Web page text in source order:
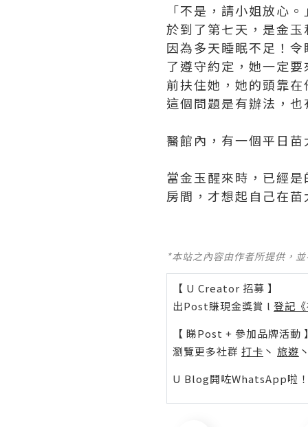
「不是，請小姐放心
於到了第七天，是金
因為多天睡眠不足！
了遵守約定，她一定
前扶住她，她的頭靠
這個問題是有辦法，
醫館內，有一個平日
當金玉醒來時，已經
房間，才想起自己在
*本站之內容由作者所提供，
【 U Creator 招募 】
出Post賺現金獎賞 l 登記
【 睇Post + 參加品牌活動
瀏覽更多社群 打卡 丶 旅遊
U Blog開咗WhatsApp啦